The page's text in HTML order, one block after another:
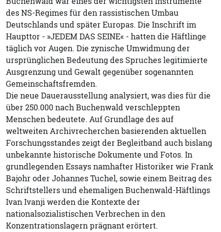
des NS-Regimes für den rassistischen Umbau
Deutschlands und später Europas. Die Inschrift im
Haupttor - »JEDEM DAS SEINE« - hatten die Häftlinge
täglich vor Augen. Die zynische Umwidmung der
ursprünglichen Bedeutung des Spruches legitimierte
Ausgrenzung und Gewalt gegenüber sogenannten
Gemeinschaftsfremden.
Die neue Dauerausstellung analysiert, was dies für die
über 250.000 nach Buchenwald verschleppten
Menschen bedeutete. Auf Grundlage des auf
weltweiten Archivrecherchen basierenden aktuellen
Forschungsstandes zeigt der Begleitband auch bislang
unbekannte historische Dokumente und Fotos. In
grundlegenden Essays namhafter Historiker wie Frank
Bajohr oder Johannes Tuchel, sowie einem Beitrag des
Schriftstellers und ehemaligen Buchenwald-Häftlings
Ivan Ivanji werden die Kontexte der
nationalsozialistischen Verbrechen in den
Konzentrationslagern prägnant erörtert.